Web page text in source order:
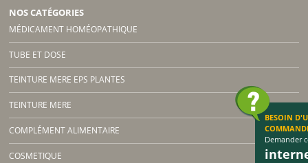
NOS CATÉGORIES
MÉDICAMENT HOMÉOPATHIQUE
TUBE ET DOSE
TEINTURE MERE EPS PLANTES
TEINTURE MERE
COMPLÉMENT ALIMENTAIRE
COSMETIQUE
BESOIN
Demander